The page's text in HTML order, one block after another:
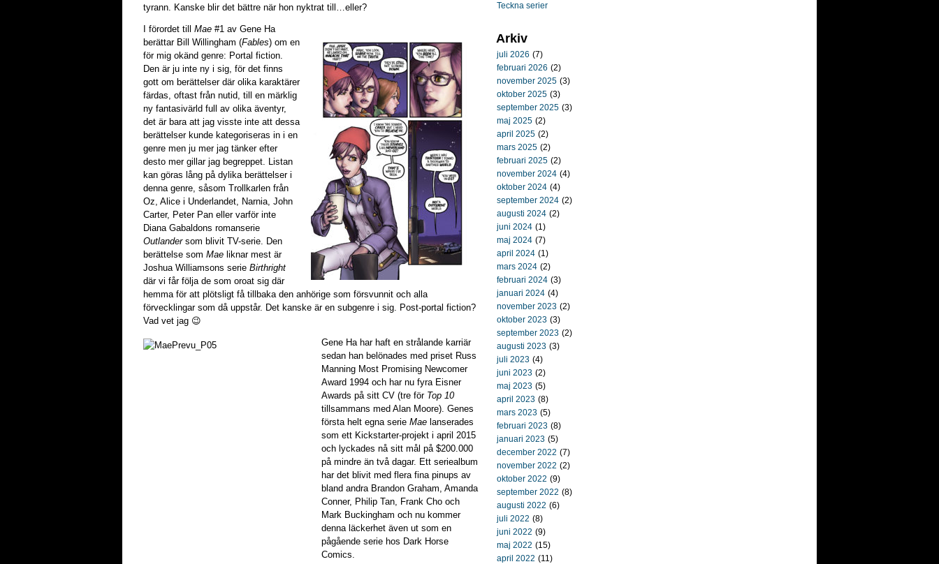
tyrann. Kanske blir det bättre när hon nyktrat till…eller?
I förordet till Mae #1 av Gene Ha
berättar Bill Willingham (Fables) om en
för mig okänd genre: Portal fiction.
Den är ju inte ny i sig, för det finns
gott om berättelser där olika karaktärer
färdas, oftast från nutid, till en märklig
ny fantasivärld full av olika äventyr,
det är bara att jag visste inte att dessa
berättelser kunde kategoriseras in i en
genre men ju mer jag tänker efter
desto mer gillar jag begreppet. Listan
kan göras lång på dylika berättelser i
denna genre, såsom Trollkarlen från
Oz, Alice i Underlandet, Narnia, John
Carter, Peter Pan eller varför inte
Diana Gabaldons romanserie
Outlandersom blivit TV-serie. Den
berättelse som Mae liknar mest är
Joshua Williamsons serie Birthright
där vi får följa de som oroat sig där
hemma för att plötsligt få tillbaka den anhörige som försvunnit och alla
förvecklingar som då uppstår. Det kanske är en subgenre i sig. Post-portal fiction?
Vad vet jag 😉
Gene Ha har haft en strålande karriär
sedan han belönades med priset Russ
Manning Most Promising Newcomer
Award 1994 och har nu fyra Eisner
Awards på sitt CV (tre för Top 10
tillsammans med Alan Moore). Genes
första helt egna serie Mae lanserades
som ett Kickstarter-projekt i april 2015
och lyckades nå sitt mål på $200.000
på mindre än två dagar. Ett seriealbum
har det blivit med flera fina pinups av
bland andra Brandon Graham, Amanda
Conner, Philip Tan, Frank Cho och
Mark Buckingham och nu kommer
denna läckerhet även ut som en
pågående serie hos Dark Horse
Comics.
Teckna serier
Arkiv
juli 2026 (7)
februari 2026 (2)
november 2025 (3)
oktober 2025 (3)
september 2025 (3)
maj 2025 (2)
april 2025 (2)
mars 2025 (2)
februari 2025 (2)
november 2024 (4)
oktober 2024 (4)
september 2024 (2)
augusti 2024 (2)
juni 2024 (1)
maj 2024 (7)
april 2024 (1)
mars 2024 (2)
februari 2024 (3)
januari 2024 (4)
november 2023 (2)
oktober 2023 (3)
september 2023 (2)
augusti 2023 (3)
juli 2023 (4)
juni 2023 (2)
maj 2023 (5)
april 2023 (8)
mars 2023 (5)
februari 2023 (8)
januari 2023 (5)
december 2022 (7)
november 2022 (2)
oktober 2022 (9)
september 2022 (8)
augusti 2022 (6)
juli 2022 (8)
juni 2022 (9)
maj 2022 (15)
april 2022 (11)